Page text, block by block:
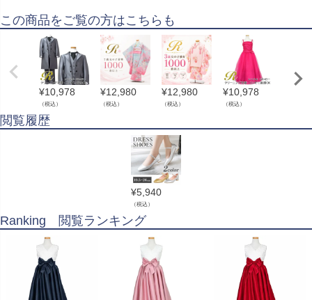
この商品をご覧の方はこちらも
¥10,978
（税込）
¥12,980
（税込）
¥12,980
（税込）
¥10,978
（税込）
閲覧履歴
¥5,940
（税込）
Ranking 閲覧ランキング